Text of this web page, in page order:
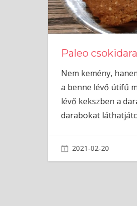
Paleo
Nem kemény,
a benne lévő útifű
lévő kekszben a
darabokat
2021-02-20